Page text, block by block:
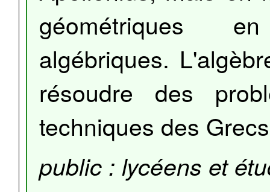
géométriques
algébriques.
résoudre des
techniques des
public : lycéens et